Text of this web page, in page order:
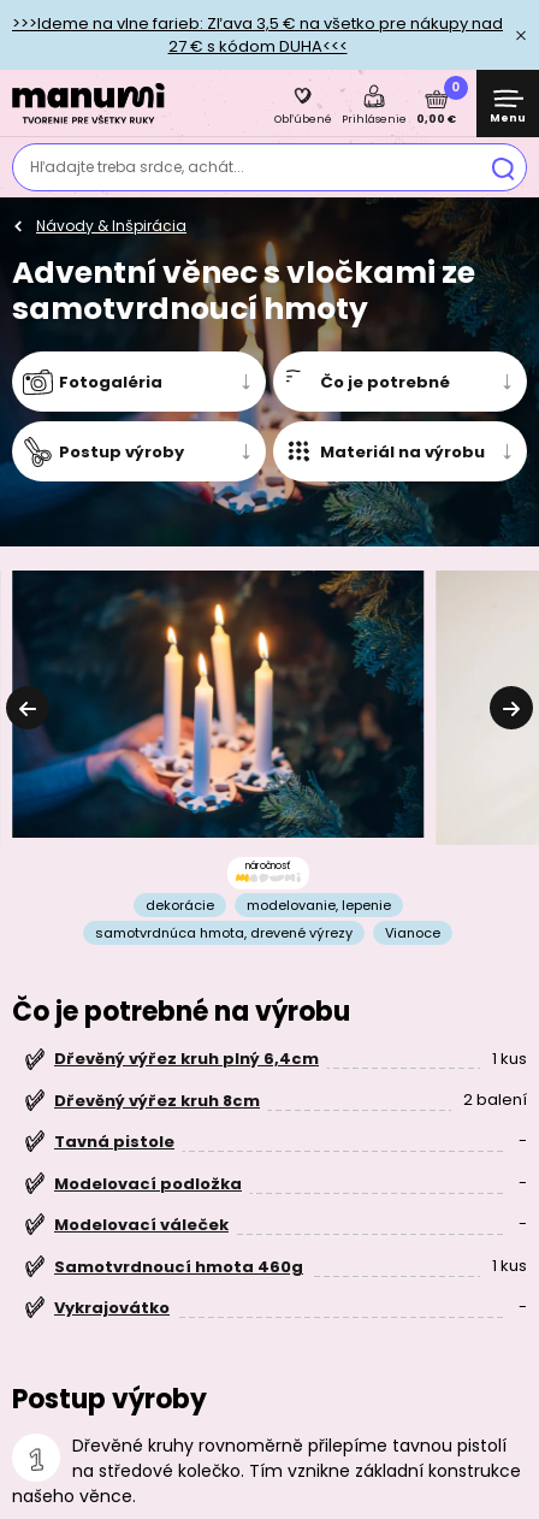
>>>Ideme na vlne farieb: Zľava 3,5 € na všetko pre nákupy nad
27 € s kódom DUHA<<<
Hľadajte treba srdce, achát...
Obľúbené Prihlásenie
0
0,00 € Menu
Návody & Inšpirácia
Adventní věnec s vločkami ze
samotvrdnoucí hmoty
Fotogaléria Čo je potrebné
Postup výroby Materiál na výrobu
náročnosť
dekorácie modelovanie, lepenie
samotvrdnúca hmota, drevené výrezy Vianoce
Čo je potrebné na výrobu
Dřevěný výřez kruh plný 6,4cm
1 kus
Dřevěný výřez kruh 8cm
2 balení
Tavná pistole
-
Modelovací podložka
-
Modelovací váleček
-
Samotvrdnoucí hmota 460g
1 kus
Vykrajovátko
-
Postup výroby
Dřevěné kruhy rovnoměrně přilepíme tavnou pistolí
na středové kolečko. Tím vznikne základní konstrukce
našeho věnce.